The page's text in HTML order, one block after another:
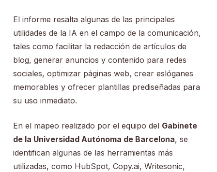
El informe resalta algunas de las principales
utilidades de la IA en el campo de la comunicación,
tales como facilitar la redacción de artículos de
blog, generar anuncios y contenido para redes
sociales, optimizar páginas web, crear eslóganes
memorables y ofrecer plantillas prediseñadas para
su uso inmediato.
En el mapeo realizado por el equipo del Gabinete
de la Universidad Autónoma de Barcelona, se
identifican algunas de las herramientas más
utilizadas, como HubSpot, Copy.ai, Writesonic,